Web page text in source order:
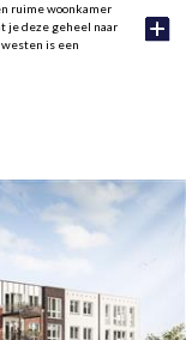
ruime woonkamer
je deze geheel naar
is een
een extra
gevel.